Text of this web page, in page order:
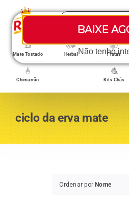
BAIXE
Não tenho
content
Search
Loja/
Home
A
Mate Tostado Herbal Frutas
Chimarrão Kits Chás
ciclo da erva mate
Ordenar por Nome